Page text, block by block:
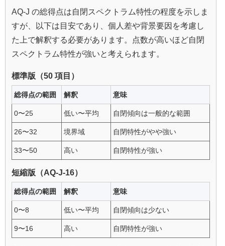
AQ‑J の総得点は自閉スペクトラム特性の程度を示しま
すが、以下は目安であり、個人差や背景要因を考慮し
た上で解釈する必要があります。点数が高いほど自閉
スペクトラム特性が強いと考えられます。
標準版（50 項目）
総得点の範囲 解釈 意味
0〜25 低い〜平均 自閉傾向は一般的な範囲
26〜32 境界域 自閉特性がやや強い
33〜50 高い 自閉特性が強い
短縮版（AQ‑J‑16）
総得点の範囲 解釈 意味
0〜8 低い〜平均 自閉傾向は少ない
9〜16 高い 自閉特性が強い